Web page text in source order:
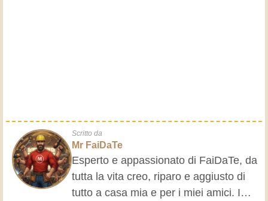
Scritto da
Mr FaiDaTe
Esperto e appassionato di FaiDaTe, da
tutta la vita creo, riparo e aggiusto di
tutto a casa mia e per i miei amici. I